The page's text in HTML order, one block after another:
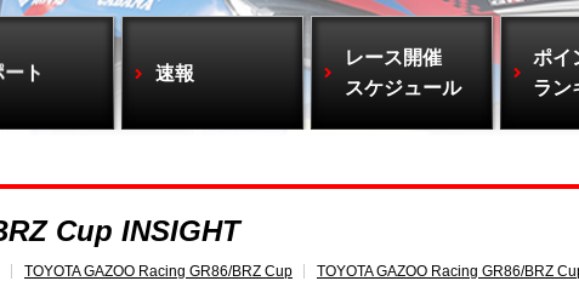
ート 速報
レース開催
スケジュール
ポイ
ラン
Cup INSIGHT
TOYOTA GAZOO Racing GR86/BRZ Cup TOYOTA GAZOO Racing GR86/BRZ